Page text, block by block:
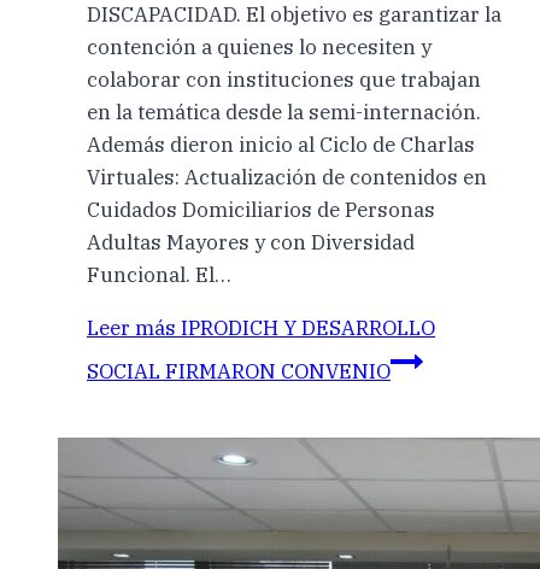
DISCAPACIDAD. El objetivo es garantizar la
contención a quienes lo necesiten y
colaborar con instituciones que trabajan
en la temática desde la semi-internación.
Además dieron inicio al Ciclo de Charlas
Virtuales: Actualización de contenidos en
Cuidados Domiciliarios de Personas
Adultas Mayores y con Diversidad
Funcional. El…
Leer más IPRODICH Y DESARROLLO
SOCIAL FIRMARON CONVENIO